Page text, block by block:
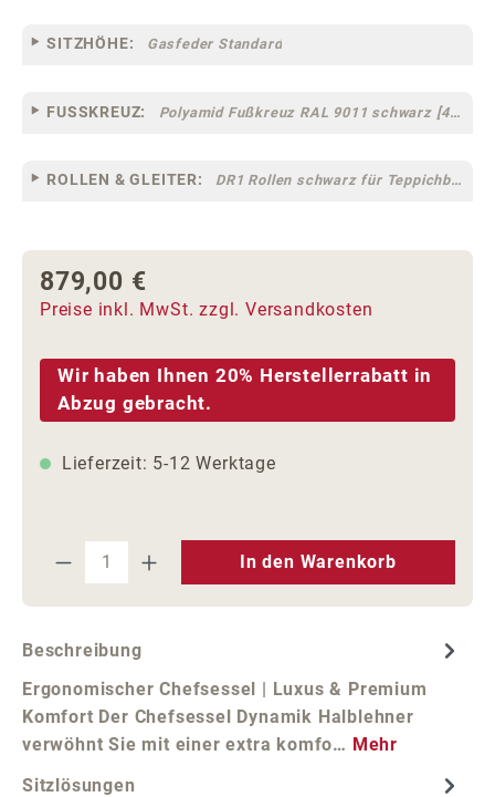
SITZHÖHE: Gasfeder Standard
FUSSKREUZ: Polyamid Fußkreuz RAL 9011 schwarz [44]
ROLLEN & GLEITER: DR1 Rollen schwarz für Teppichböden [10]
Regulärer Preis:
879,00 €
Preise inkl. MwSt. zzgl. Versandkosten
Wir haben Ihnen 20% Herstellerrabatt in
Abzug gebracht.
Lieferzeit: 5-12 Werktage
Produkt Anzahl: Gib den
In den Warenkorb
Beschreibung
Ergonomischer Chefsessel | Luxus & Premium
Komfort Der Chefsessel Dynamik Halblehner
verwöhnt Sie mit einer extra komfo… Mehr
Sitzlösungen